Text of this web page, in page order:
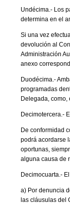
Undécima.- Los
determina en el
Si una vez
devolución al
Administración
anexo
Duodécima.-
programadas
Delegada, como,
Decimotercera.-
De conformidad
podrá acordarse
oportunas,
alguna causa de
Decimocuarta.-
a) Por denuncia
las cláusulas del